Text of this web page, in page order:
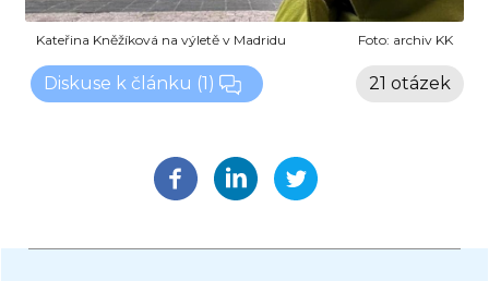
Kateřina Kněžíková na výletě v Madridu Foto: archiv KK
Diskuse k článku (1) 21 otázek